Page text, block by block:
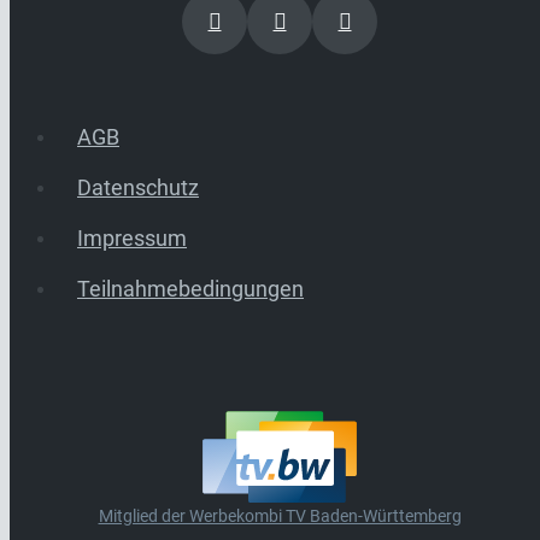
AGB
Datenschutz
Impressum
Teilnahmebedingungen
Mitglied der Werbekombi TV Baden-Württemberg